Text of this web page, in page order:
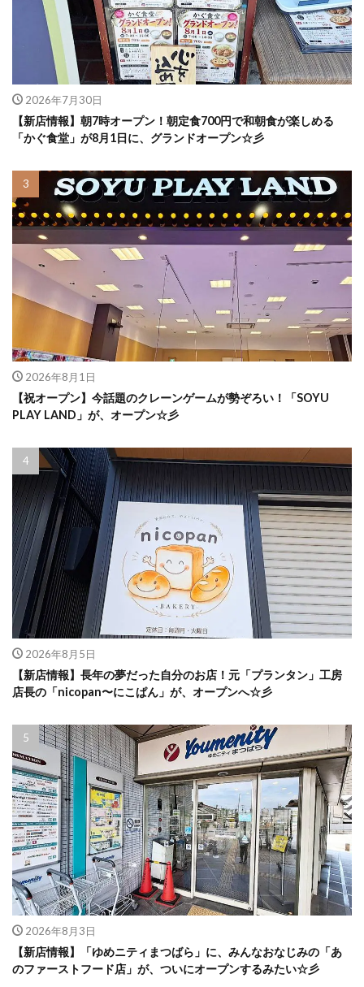
2026年7月30日
【新店情報】朝7時オープン！朝定食700円で和朝食が楽しめる
「かぐ食堂」が8月1日に、グランドオープン☆彡
2026年8月1日
【祝オープン】今話題のクレーンゲームが勢ぞろい！「SOYU
PLAY LAND」が、オープン☆彡
2026年8月5日
【新店情報】長年の夢だった自分のお店！元「プランタン」工房
店長の「nicopan〜にこぱん」が、オープンへ☆彡
2026年8月3日
【新店情報】「ゆめニティまつばら」に、みんなおなじみの「あ
のファーストフード店」が、ついにオープンするみたい☆彡